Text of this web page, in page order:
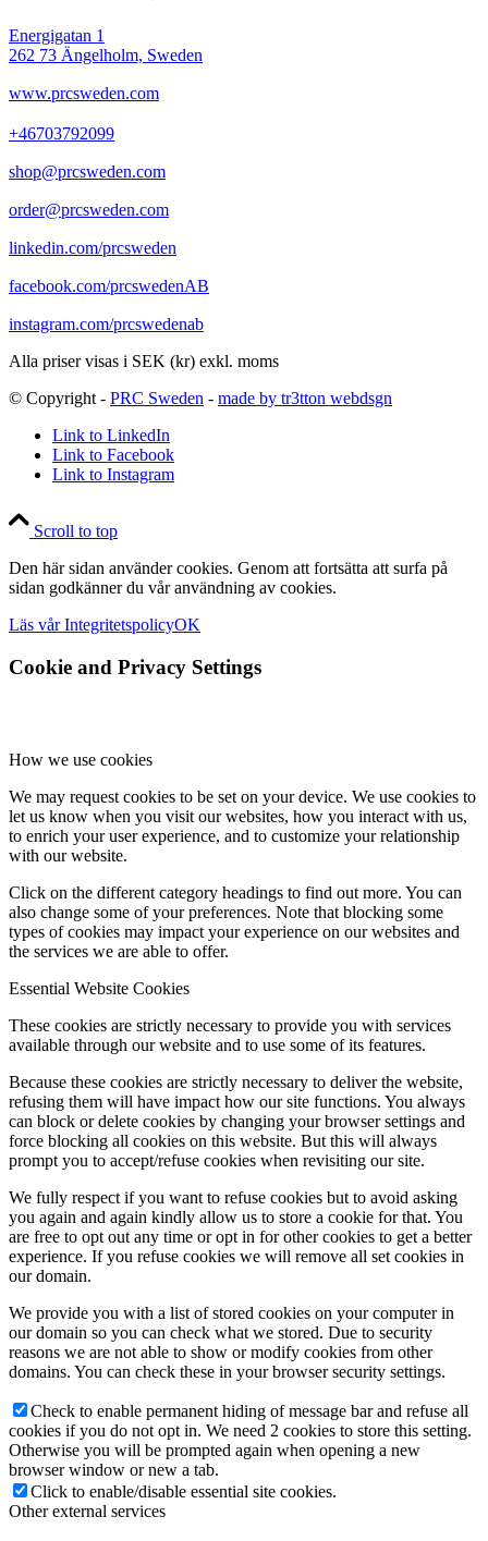
Energigatan 1
262 73 Ängelholm, Sweden
www.prcsweden.com
+46703792099
shop@prcsweden.com
order@prcsweden.com
linkedin.com/prcsweden
facebook.com/prcswedenAB
instagram.com/prcswedenab
Alla priser visas i SEK (kr) exkl. moms
© Copyright - PRC Sweden - made by tr3tton webdsgn
Link to LinkedIn
Link to Facebook
Link to Instagram
Scroll to top
Den här sidan använder cookies. Genom att fortsätta att surfa på
sidan godkänner du vår användning av cookies.
Läs vår IntegritetspolicyOK
Cookie and Privacy Settings
How we use cookies
We may request cookies to be set on your device. We use cookies to
let us know when you visit our websites, how you interact with us,
to enrich your user experience, and to customize your relationship
with our website.
Click on the different category headings to find out more. You can
also change some of your preferences. Note that blocking some
types of cookies may impact your experience on our websites and
the services we are able to offer.
Essential Website Cookies
These cookies are strictly necessary to provide you with services
available through our website and to use some of its features.
Because these cookies are strictly necessary to deliver the website,
refusing them will have impact how our site functions. You always
can block or delete cookies by changing your browser settings and
force blocking all cookies on this website. But this will always
prompt you to accept/refuse cookies when revisiting our site.
We fully respect if you want to refuse cookies but to avoid asking
you again and again kindly allow us to store a cookie for that. You
are free to opt out any time or opt in for other cookies to get a better
experience. If you refuse cookies we will remove all set cookies in
our domain.
We provide you with a list of stored cookies on your computer in
our domain so you can check what we stored. Due to security
reasons we are not able to show or modify cookies from other
domains. You can check these in your browser security settings.
Check to enable permanent hiding of message bar and refuse all
cookies if you do not opt in. We need 2 cookies to store this setting.
Otherwise you will be prompted again when opening a new
browser window or new a tab.
Click to enable/disable essential site cookies.
Other external services